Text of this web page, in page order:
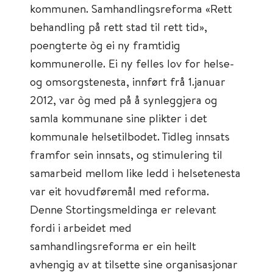
kommunen. Samhandlingsreforma «Rett
behandling på rett stad til rett tid»,
poengterte òg ei ny framtidig
kommunerolle. Ei ny felles lov for helse-
og omsorgstenesta, innført frå 1.januar
2012, var òg med på å synleggjera og
samla kommunane sine plikter i det
kommunale helsetilbodet. Tidleg innsats
framfor sein innsats, og stimulering til
samarbeid mellom like ledd i helsetenesta
var eit hovudføremål med reforma.
Denne Stortingsmeldinga er relevant
fordi i arbeidet med
samhandlingsreforma er ein heilt
avhengig av at tilsette sine organisasjonar